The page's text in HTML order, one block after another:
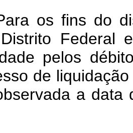
os fins do
Federal
pelos
de
a